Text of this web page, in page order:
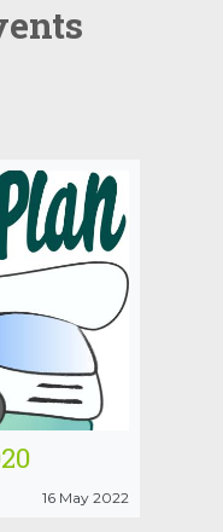
16 May 2022